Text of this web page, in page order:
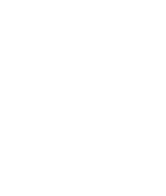
• parkoviště: za poplatek